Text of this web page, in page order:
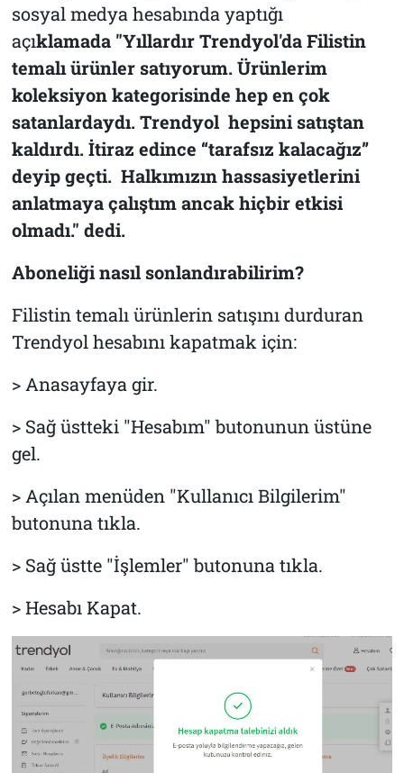
sosyal medya hesabında yaptığı
açıklamada "Yıllardır Trendyol'da Filistin
temalı ürünler satıyorum. Ürünlerim
koleksiyon kategorisinde hep en çok
satanlardaydı. Trendyol hepsini satıştan
kaldırdı. İtiraz edince “tarafsız kalacağız”
deyip geçti. Halkımızın hassasiyetlerini
anlatmaya çalıştım ancak hiçbir etkisi
olmadı." dedi.
Aboneliği nasıl sonlandırabilirim?
Filistin temalı ürünlerin satışını durduran
Trendyol hesabını kapatmak için:
> Anasayfaya gir.
> Sağ üstteki "Hesabım" butonunun üstüne
gel.
> Açılan menüden "Kullanıcı Bilgilerim"
butonuna tıkla.
> Sağ üstte "İşlemler" butonuna tıkla.
> Hesabı Kapat.